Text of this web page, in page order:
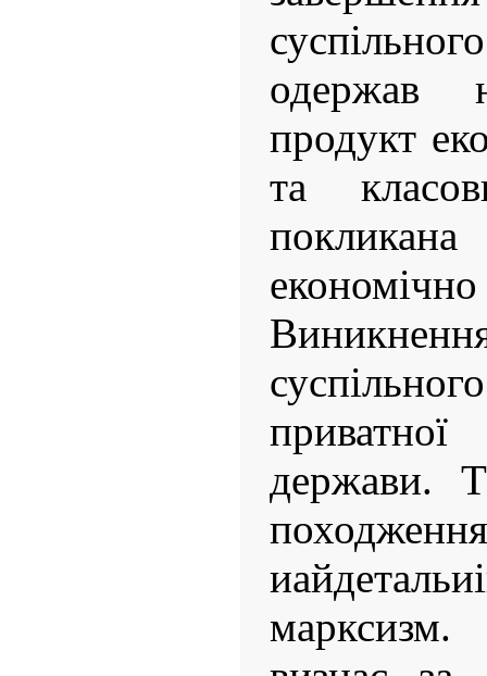
одержав
продукт
та
покликана
держави.